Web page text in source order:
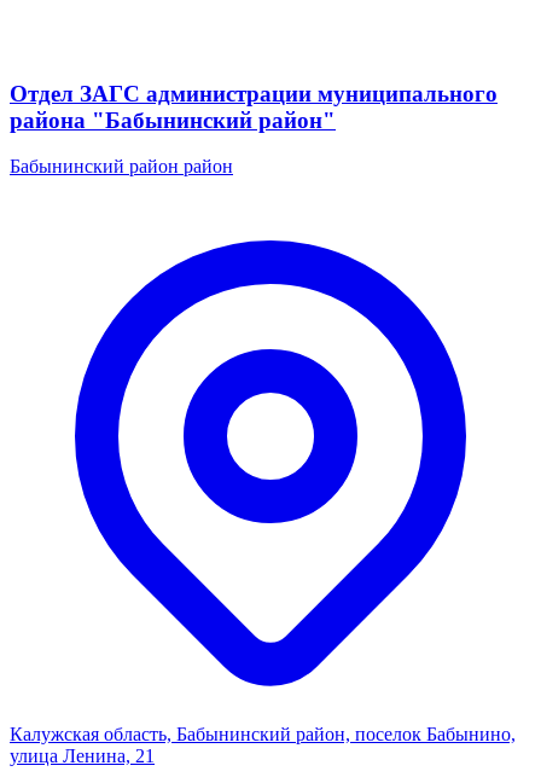
Отдел ЗАГС администрации муниципального
района "Бабынинский район"
Бабынинский район район
Калужская область, Бабынинский район, поселок Бабынино,
улица Ленина, 21